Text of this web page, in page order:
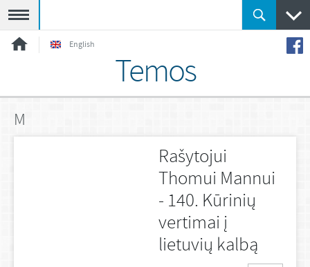
English
Temos
M
Rašytojui
Thomui Mannui
- 140. Kūrinių
vertimai į
lietuvių kalbą